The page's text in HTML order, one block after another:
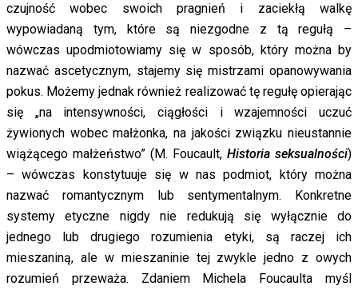
czujność wobec swoich pragnień i zaciekłą walkę
wypowiadaną tym, które są niezgodne z tą regułą –
wówczas upodmiotowiamy się w sposób, który można by
nazwać ascetycznym, stajemy się mistrzami opanowywania
pokus. Możemy jednak również realizować tę regułę opierając
się „na intensywności, ciągłości i wzajemności uczuć
żywionych wobec małżonka, na jakości związku nieustannie
wiążącego małżeństwo” (M. Foucault, Historia seksualności)
– wówczas konstytuuje się w nas podmiot, który można
nazwać romantycznym lub sentymentalnym. Konkretne
systemy etyczne nigdy nie redukują się wyłącznie do
jednego lub drugiego rozumienia etyki, są raczej ich
mieszaniną, ale w mieszaninie tej zwykle jedno z owych
rozumień przeważa. Zdaniem Michela Foucaulta myśl